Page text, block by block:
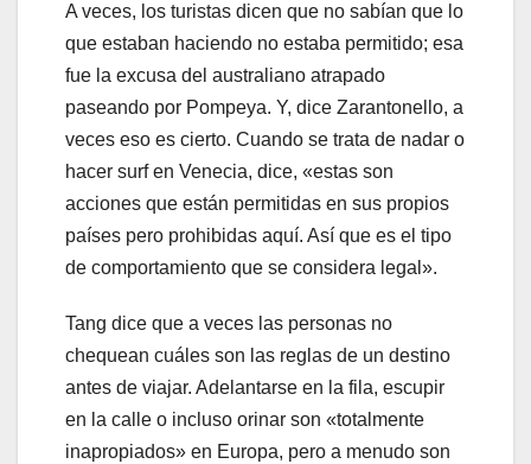
A veces, los turistas dicen que no sabían que lo
que estaban haciendo no estaba permitido; esa
fue la excusa del australiano atrapado
paseando por Pompeya. Y, dice Zarantonello, a
veces eso es cierto. Cuando se trata de nadar o
hacer surf en Venecia, dice, «estas son
acciones que están permitidas en sus propios
países pero prohibidas aquí. Así que es el tipo
de comportamiento que se considera legal».
Tang dice que a veces las personas no
chequean cuáles son las reglas de un destino
antes de viajar. Adelantarse en la fila, escupir
en la calle o incluso orinar son «totalmente
inapropiados» en Europa, pero a menudo son